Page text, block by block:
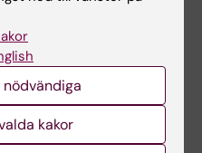
Bo,
anatomi och fysiologi
: Liber, [2018]
LIBRIS-
, Ericson, Thomas;
kakor